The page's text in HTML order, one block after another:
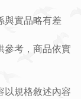
與實品略有差
參考，商品依實
以規格敘述內容